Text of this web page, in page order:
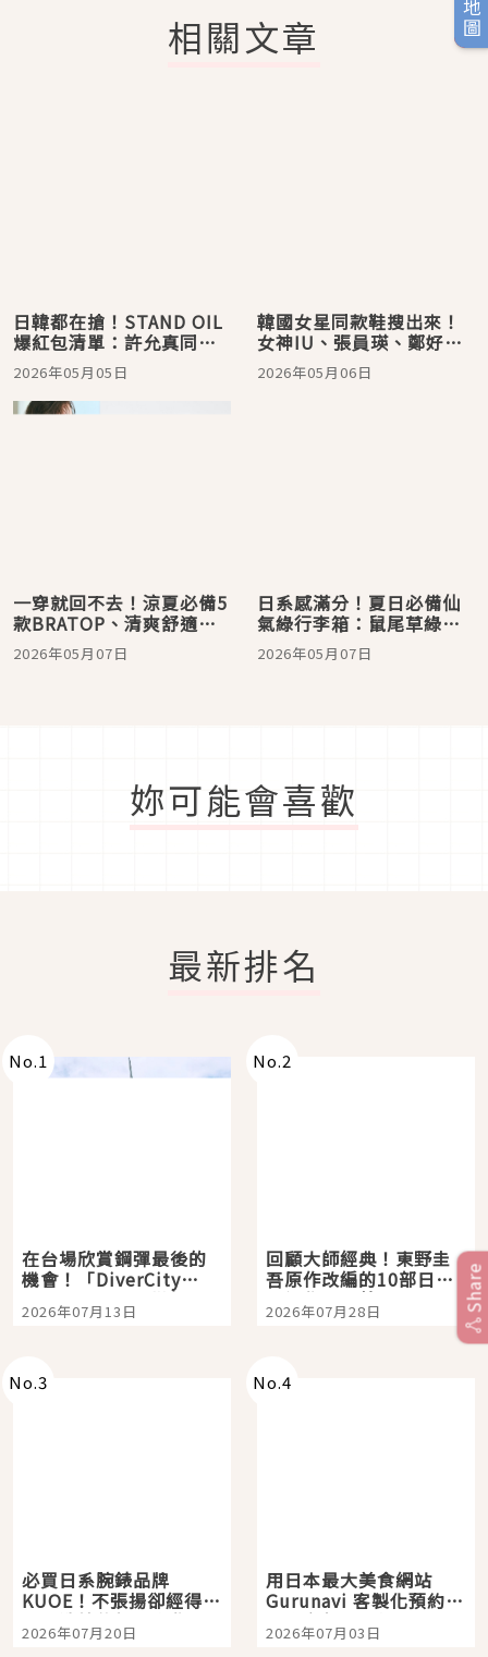
相關文章
日韓都在搶！STAND OIL
爆紅包清單：許允真同款
賣到缺貨、這顆限量回歸
必搶
2026年05月05日
韓國女星同款鞋搜出來！
女神IU、張員瑛、鄭好
娟…這雙鞋讓腿長直接
+10公分
2026年05月06日
一穿就回不去！涼夏必備5
款BRATOP、清爽舒適百
搭，單穿也時髦
2026年05月07日
日系感滿分！夏日必備仙
氣綠行李箱：鼠尾草綠、
百里香綠…顏值太夢幻
2026年05月07日
妳可能會喜歡
最新排名
No.1
在台場欣賞鋼彈最後的
機會！「DiverCity
Tokyo Plaza」搭船、
購物、美食及夜景，一
2026年07月13日
No.2
回顧大師經典！東野圭
吾原作改編的10部日本
影視作品推薦
2026年07月28日
No.3
必買日系腕錶品牌
KUOE！不張揚卻經得起
時間洗鍊的經典之作五
選
2026年07月20日
No.4
用日本最大美食網站
Gurunavi 客製化預約九
大都市餐廳，打造專屬
美食體驗！
2026年07月03日
Share